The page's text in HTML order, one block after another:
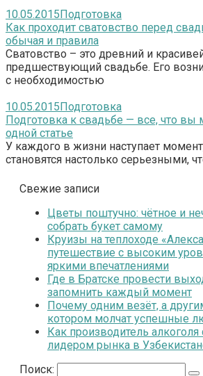
10.05.2015Подготовка
Как проходит сватовство перед
обычая и правила
Сватовство – это древний и
предшествующий свадьбе. Его
с необходимостью
10.05.2015Подготовка
Подготовка к свадьбе — все, что вы
одной статье
У каждого в жизни наступает
становятся настолько серьезными,
Свежие записи
Цветы поштучно: чётное и
собрать букет самому
Круизы на теплоходе
путешествие с высоким
яркими впечатлениями
Где в Братске провести
запомнить каждый момент
Почему одним везёт, а
котором молчат успешные
Как производитель алкоголя
лидером рынка в
Поиск: